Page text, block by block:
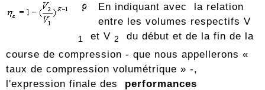
En indiquant avec la relation
entre les volumes respectifs V
1 et V 2
du début et de la fin de la
course de compression - que nous appellerons «
taux de compression volumétrique » -,
l'expression finale des performances